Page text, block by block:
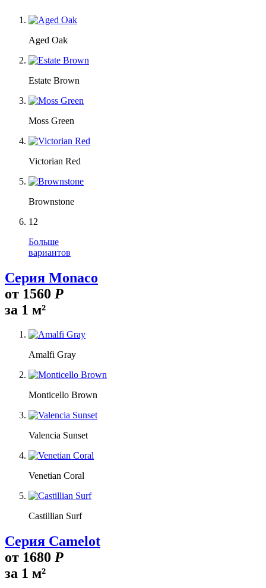
Aged Oak
Estate Brown
Moss Green
Victorian Red
Brownstone
12
Больше
вариантов
Серия Monaco
от 1560 Р
за 1 м²
Amalfi Gray
Monticello Brown
Valencia Sunset
Venetian Coral
Castillian Surf
Серия Camelot
от 1680 Р
за 1 м²